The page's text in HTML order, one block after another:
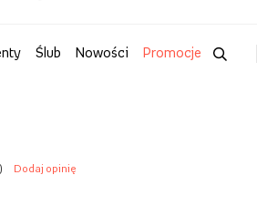
Ślub Nowości Promocje
) Dodaj opinię